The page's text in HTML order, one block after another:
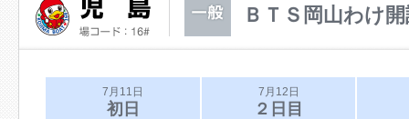
ＢＴＳ岡山わけ
7月11日
初日
7月12日
２日目